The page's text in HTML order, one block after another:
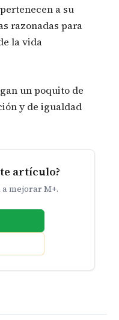
a su
razonadas para
la vida
un poquito de
y de igualdad
artículo?
mejorar M+.